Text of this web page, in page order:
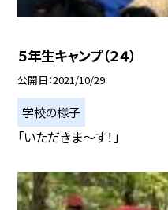
５年生キャンプ（２４）
公開日 2021/10/29
学校の様子
「いただきま〜す！」